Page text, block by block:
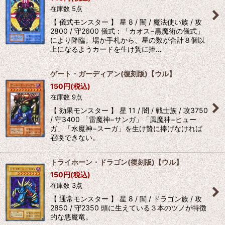
在庫数 5点
【 儀式モンスター 】 星 8 / 闇 / 魔法使い族 / 攻
2800 / 守2600 儀式：「カオス−黒魔術の儀式」
により降臨。場か手札から、星の数が合計８個以
上になるようカードを生け贄に捧…
ゲート・ガーディアン(復刻版)【ウル】
150円(税込)
在庫数 9点
【 効果モンスター 】 星 11 / 闇 / 戦士族 / 攻3750
/ 守3400 「雷魔神−サンガ」「風魔神−ヒュー
ガ」「水魔神−スーガ」を生け贄に捧げなければ
召喚できない。
トライホーン・ドラゴン(復刻版)【ウル】
150円(税込)
在庫数 3点
【 通常モンスター 】 星 8 / 闇 / ドラゴン族 / 攻
2850 / 守2350 頭に生えている３本のツノが特徴
的な悪魔竜。